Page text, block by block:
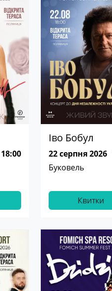
18:00
Іво Бобул
22 серпня 2026
Буковель
Квитки